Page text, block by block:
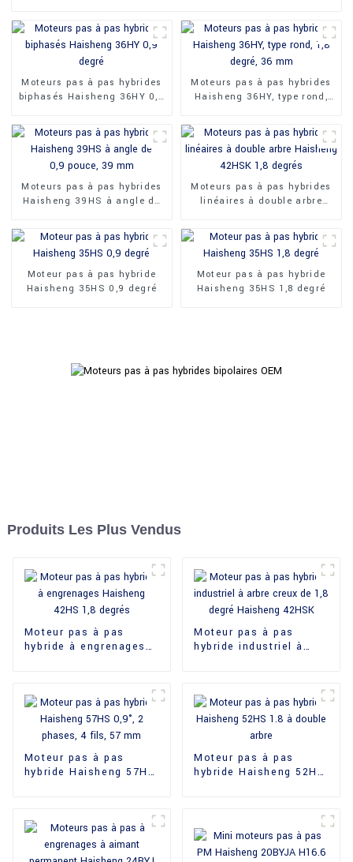
Moteurs pas à pas hybrides
biphasés Haisheng 36HY 0,9
Moteurs pas à pas hybrides
Haisheng 36HY, type rond,
Moteurs pas à pas hybrides
Haisheng 39HS à angle de
Moteurs pas à pas hybrides
linéaires à double arbre
Moteur pas à pas hybride
Haisheng 35HS 0,9 degré
Moteur pas à pas hybride
Haisheng 35HS 1,8 degré
Produits Les Plus Vendus
Moteur pas à pas
hybride à engrenages
Moteur pas à pas
hybride industriel à
Moteur pas à pas
hybride Haisheng 57HS
Moteur pas à pas
hybride Haisheng 52HS